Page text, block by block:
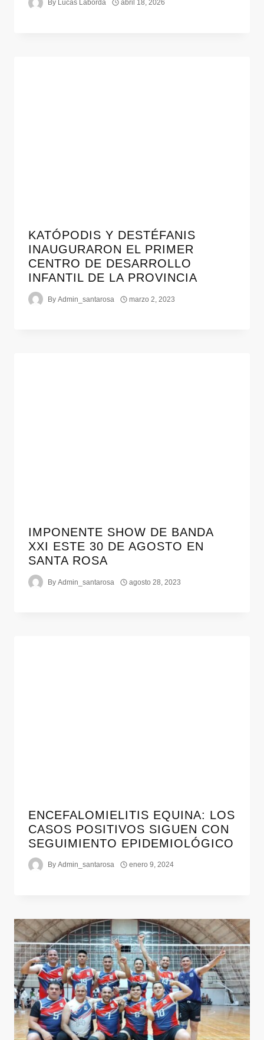
By Lucas Laborda abril 18, 2026
KATÓPODIS Y DESTÉFANIS
INAUGURARON EL PRIMER
CENTRO DE DESARROLLO
INFANTIL DE LA PROVINCIA
By Admin_santarosa marzo 2, 2023
IMPONENTE SHOW DE BANDA
XXI ESTE 30 DE AGOSTO EN
SANTA ROSA
By Admin_santarosa agosto 28, 2023
ENCEFALOMIELITIS EQUINA: LOS
CASOS POSITIVOS SIGUEN CON
SEGUIMIENTO EPIDEMIOLÓGICO
By Admin_santarosa enero 9, 2024